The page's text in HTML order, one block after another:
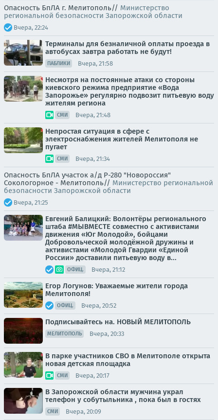
Опасность БпЛА г. Мелитополь// Министерство
региональной безопасности Запорожской области
Вчера, 22:24
Терминалы для безналичной оплаты проезда в
автобусах завтра работать не будут!
ПАБЛИКИ Вчера, 21:58
Несмотря на постоянные атаки со стороны
киевского режима предприятие «Вода
Запорожье» регулярно подвозит питьевую воду
жителям региона
СМИ Вчера, 21:48
Непростая ситуация в сфере с
электроснабжения жителей Мелитополя не
пугает
СМИ Вчера, 21:34
Опасность БпЛА участок а/д Р-280 "Новороссия"
Сокологорное - Мелитополь// Министерство региональной
безопасности Запорожской области
Вчера, 21:25
Евгений Балицкий: Волонтёры регионального
штаба #МЫВМЕСТЕ совместно с активистами
движения «Юг Молодой», бойцами
Добровольческой молодёжной дружины и
активистами «Молодой Гвардии «Единой
России» доставили питьевую воду в...
ОФИЦ. Вчера, 21:12
Егор Логунов: Уважаемые жители города
Мелитополя!
ОФИЦ. Вчера, 20:52
Подписывайтесь на. НОВЫЙ МЕЛИТОПОЛЬ
МЕЛИТОПОЛЬ Вчера, 20:33
В парке участников СВО в Мелитополе открыта
новая детская площадка
СМИ Вчера, 20:17
В Запорожской области мужчина украл
телефон у собутыльника , пока был в гостях
СМИ Вчера, 20:09